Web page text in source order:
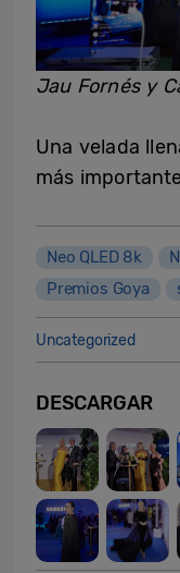
Jau Fornés y
Una velada
más
Neo QLED 8k
Premios Goya
Uncategorized
DESCARGAR